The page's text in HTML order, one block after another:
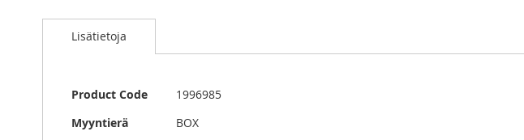
to
images
gallery
Lisätietoja
Lisätietoja
Product Code
1996985
Myyntierä
BOX